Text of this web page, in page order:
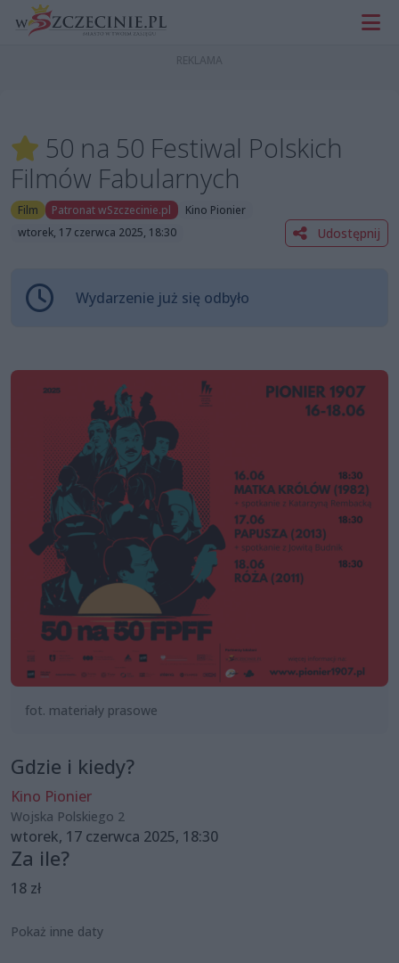
50 na 50 Festiwal Polskich
Filmów Fabularnych
Film Patronat wSzczecinie.pl
Kino Pionier
wtorek, 17 czerwca 2025, 18:30
Udostępnij
Wydarzenie już się odbyło
fot. materiały prasowe
Gdzie i kiedy?
Kino Pionier
Wojska Polskiego 2
wtorek, 17 czerwca 2025, 18:30
Za ile?
18 zł
Pokaż inne daty